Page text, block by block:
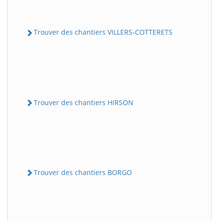
Trouver des chantiers VILLERS-COTTERETS
Trouver des chantiers HIRSON
Trouver des chantiers BORGO